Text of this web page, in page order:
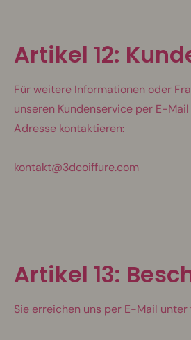
Artikel 12:
Für weitere Informationen oder
unseren Kundenservice per E-
Adresse kontaktieren:
kontakt@3dcoiffure.com
Artikel 13:
Sie erreichen uns per E-Mail